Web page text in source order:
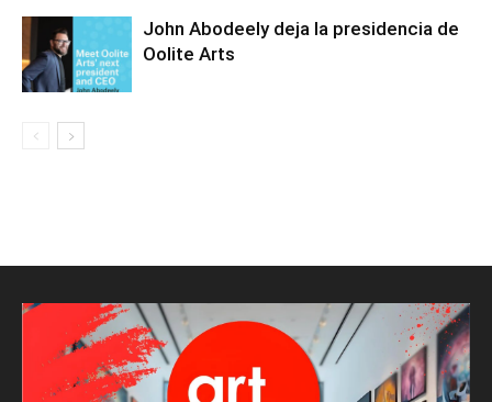
John Abodeely deja la presidencia de
Oolite Arts